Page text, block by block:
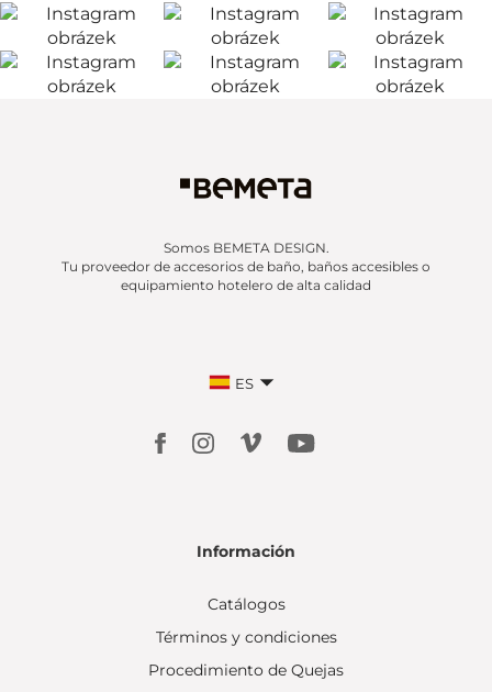
Somos BEMETA DESIGN.
Tu proveedor de accesorios de baño, baños accesibles o
equipamiento hotelero de alta calidad
ES
Información
Catálogos
Términos y condiciones
Procedimiento de Quejas